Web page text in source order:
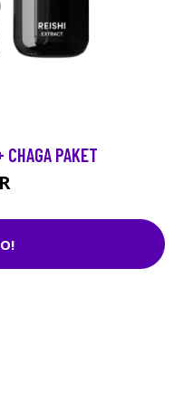
CHAGA PAKET